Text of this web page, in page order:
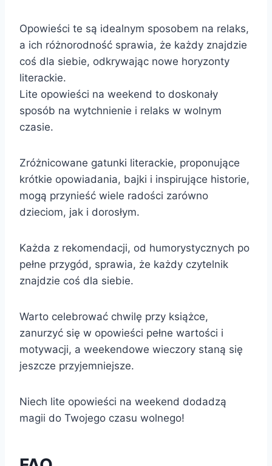
Opowieści te są idealnym sposobem na relaks,
a ich różnorodność sprawia, że każdy znajdzie
coś dla siebie, odkrywając nowe horyzonty
literackie.
Lite opowieści na weekend to doskonały
sposób na wytchnienie i relaks w wolnym
czasie.
Zróżnicowane gatunki literackie, proponujące
krótkie opowiadania, bajki i inspirujące historie,
mogą przynieść wiele radości zarówno
dzieciom, jak i dorosłym.
Każda z rekomendacji, od humorystycznych po
pełne przygód, sprawia, że każdy czytelnik
znajdzie coś dla siebie.
Warto celebrować chwilę przy książce,
zanurzyć się w opowieści pełne wartości i
motywacji, a weekendowe wieczory staną się
jeszcze przyjemniejsze.
Niech lite opowieści na weekend dodadzą
magii do Twojego czasu wolnego!